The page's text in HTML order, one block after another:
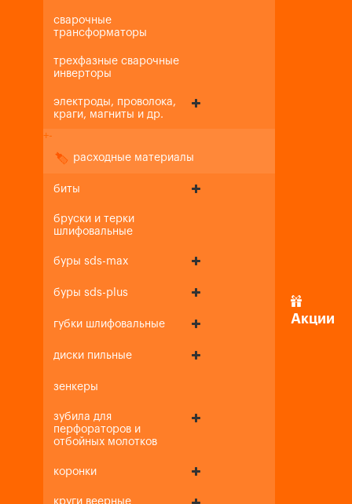
сварочные
трансформаторы
трехфазные сварочные
инверторы
электроды, проволока,
краги, магниты и др.
+-
расходные материалы
биты
бруски и терки
шлифовальные
буры sds-max
буры sds-plus
губки шлифовальные
диски пильные
зенкеры
зубила для
перфораторов и
отбойных молотков
коронки
круги веерные
Акции